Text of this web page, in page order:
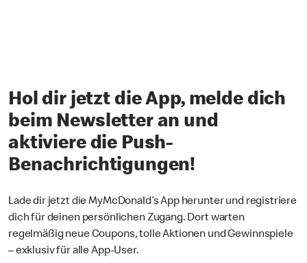
Hol dir jetzt die App, melde dich
beim Newsletter an und
aktiviere die Push-
Benachrichtigungen!
Lade dir jetzt die MyMcDonald’s App herunter und registriere
dich für deinen persönlichen Zugang. Dort warten
regelmäßig neue Coupons, tolle Aktionen und Gewinnspiele
– exklusiv für alle App-User.